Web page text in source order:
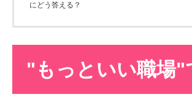
にどう答える？
"もっといい職場"